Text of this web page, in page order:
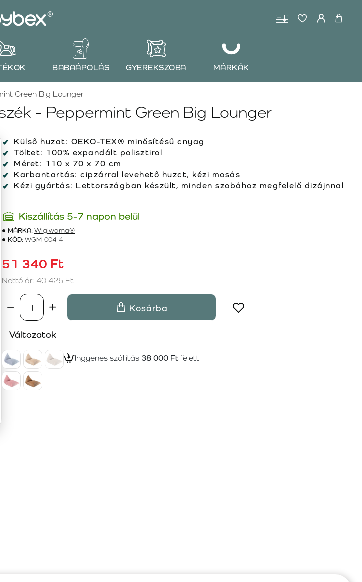
BABAÁPOLÁS GYEREKSZOBA MÁRKÁK
- Peppermint Green Big Lounger
Green Big Lounger
Külső huzat: OEKO-TEX® minősítésű anyag
Töltet: 100% expandált polisztirol
Méret: 110 x 70 x 70 cm
Karbantartás: cipzárral levehető huzat, kézi mosás
Kézi gyártás: Lettországban készült, minden szobához megfelelő dizájnnal
Kiszállítás 5-7 napon belül
MÁRKA:Wigiwama®
KÓD:WGM-004-4
51 340 Ft
Nettó ár: 40 425 Ft
Kosárba
Változatok
Ingyenes szállítás 38 000 Ft felett